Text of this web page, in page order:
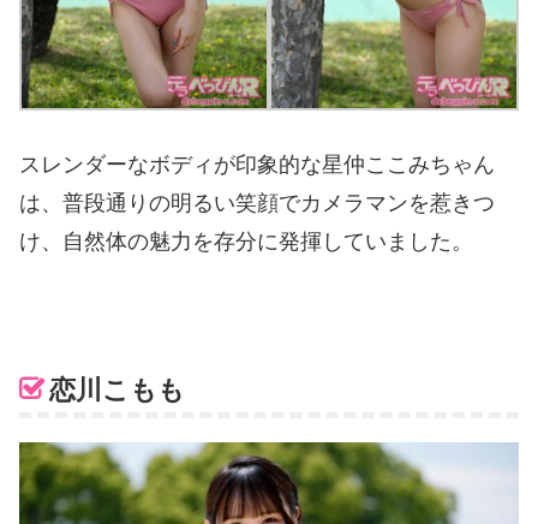
スレンダーなボディが印象的な星仲ここみちゃん
は、普段通りの明るい笑顔でカメラマンを惹きつ
け、自然体の魅力を存分に発揮していました。
恋川こもも